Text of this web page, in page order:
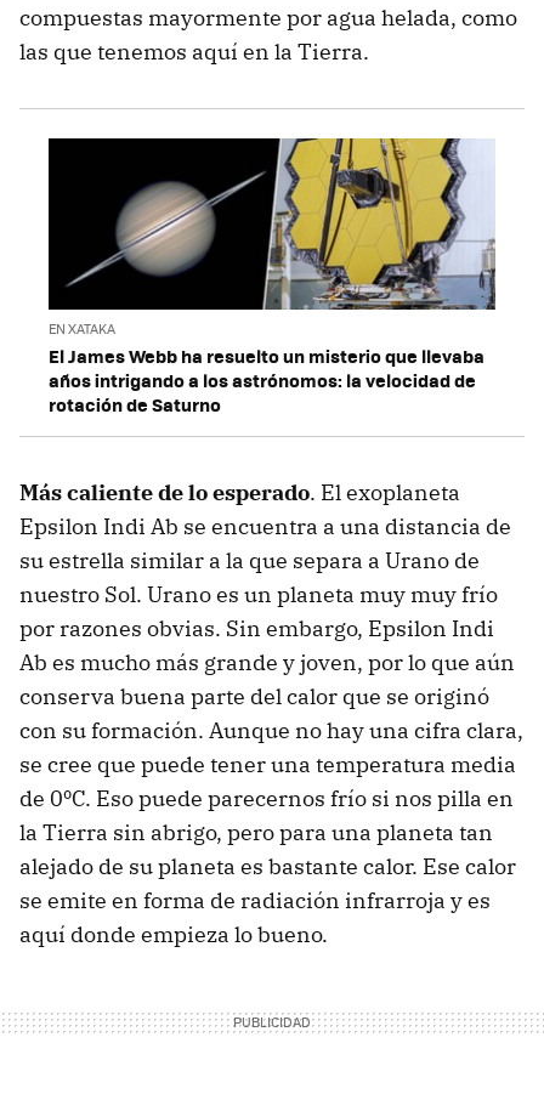
compuestas mayormente por agua helada, como
las que tenemos aquí en la Tierra.
EN XATAKA
El James Webb ha resuelto un misterio que llevaba
años intrigando a los astrónomos: la velocidad de
rotación de Saturno
Más caliente de lo esperado. El exoplaneta
Epsilon Indi Ab se encuentra a una distancia de
su estrella similar a la que separa a Urano de
nuestro Sol. Urano es un planeta muy muy frío
por razones obvias. Sin embargo, Epsilon Indi
Ab es mucho más grande y joven, por lo que aún
conserva buena parte del calor que se originó
con su formación. Aunque no hay una cifra clara,
se cree que puede tener una temperatura media
de 0ºC. Eso puede parecernos frío si nos pilla en
la Tierra sin abrigo, pero para una planeta tan
alejado de su planeta es bastante calor. Ese calor
se emite en forma de radiación infrarroja y es
aquí donde empieza lo bueno.